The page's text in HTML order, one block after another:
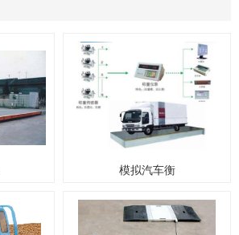
模拟汽车衡